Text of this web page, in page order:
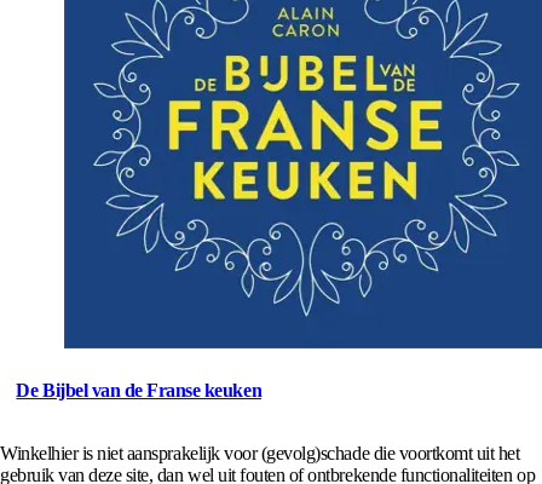
De Bijbel van de Franse keuken
Winkelhier is niet aansprakelijk voor (gevolg)schade die voortkomt uit het
gebruik van deze site, dan wel uit fouten of ontbrekende functionaliteiten op